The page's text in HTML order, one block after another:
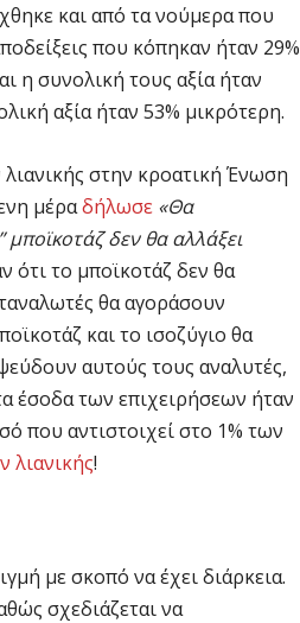
και από τα νούμερα που
που κόπηκαν ήταν 29%
η συνολική τους αξία ήταν
αξία ήταν 53% μικρότερη.
στην κροατική Ένωση
μέραδήλωσε «Θα
δεν θα αλλάξει
ότι το μποϊκοτάζ δεν θα
θα αγοράσουν
και το ισοζύγιο θα
αυτούς τους αναλυτές,
έσοδα των επιχειρήσεων ήταν
που αντιστοιχεί στο 1% των
λιανικής!
με σκοπό να έχει διάρκεια.
σχεδιάζεται να